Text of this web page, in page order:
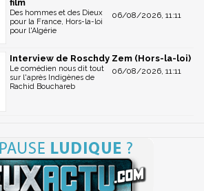
film
06/08/2026, 11:11
Des hommes et des Dieux
pour la France, Hors-la-loi
pour l'Algérie
Interview de Roschdy Zem (Hors-la-loi)
06/08/2026, 11:11
Le comédien nous dit tout
sur l'après Indigènes de
Rachid Bouchareb